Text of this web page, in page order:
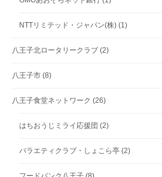
NTTリミテッド・ジャパン(株) (1)
八王子北ロータリークラブ (2)
八王子市 (8)
八王子食堂ネットワーク (26)
はちおうじミライ応援団 (2)
バラエティクラブ・しょこら亭 (2)